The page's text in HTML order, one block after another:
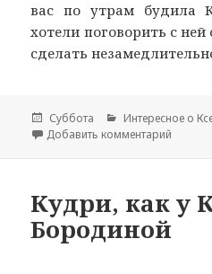
вас по утрам будила
хотели поговорить с
сделать
Опубликовано
Суббота Рубрики
Интересное о
Добавить комментарий
Кудри, как у
Бородиной